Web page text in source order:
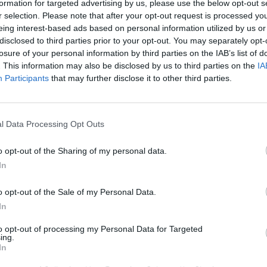
for targeted advertising by us, please use the below opt-out
selection. Please note that after your opt-out request is processed
interest-based ads based on personal information utilized by us
to third parties prior to your opt-out. You may separately
of your personal information by third parties on the IAB’s list of
This information may also be disclosed by us to third parties on the
Participants that may further disclose it to other third parties.
Data Processing Opt Outs
opt-out of the Sharing of my personal data.
opt-out of the Sale of my Personal Data.
opt-out of processing my Personal Data for Targeted
αποφάσεις της κυβερνοασφάλειας | 6
τη NIS2 – Τι πρέπει να γνωρίζει ο CISO
σήμερα
οικοσυστήματα.
προηγμένες τεχνολογίες, ηAkuvoxοδηγεί συνεχώς σε
Βuilding Αutomation & Home Automation και είναι συμβατή
Tuya, Lifesmart, Tiandy κ.α. Μαζί με τους αξιόπιστους
από τα “smart living” και “working easily”.
σχεδίασης από τα iF Design, τα οποία είναι ένα από τα
διαγωνισμούς σχεδιασμού στον κόσμο. Το Red Dot Label
τεχνογνωσία της PartnerNet ανοίγουν έναν έξυπνο κόσμο
υποστηρίζει τους συνεργάτες της και τους